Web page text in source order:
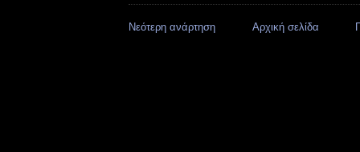
Νεότερη ανάρτηση Αρχική σελίδα